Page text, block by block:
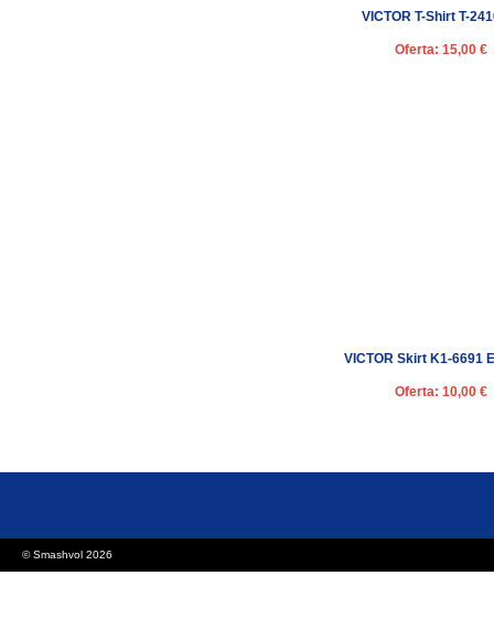
VICTOR T-Shirt T-
Oferta: 15,00 €
VICTOR Skirt K1-6691
Oferta: 10,00 €
© Smashvol 2026